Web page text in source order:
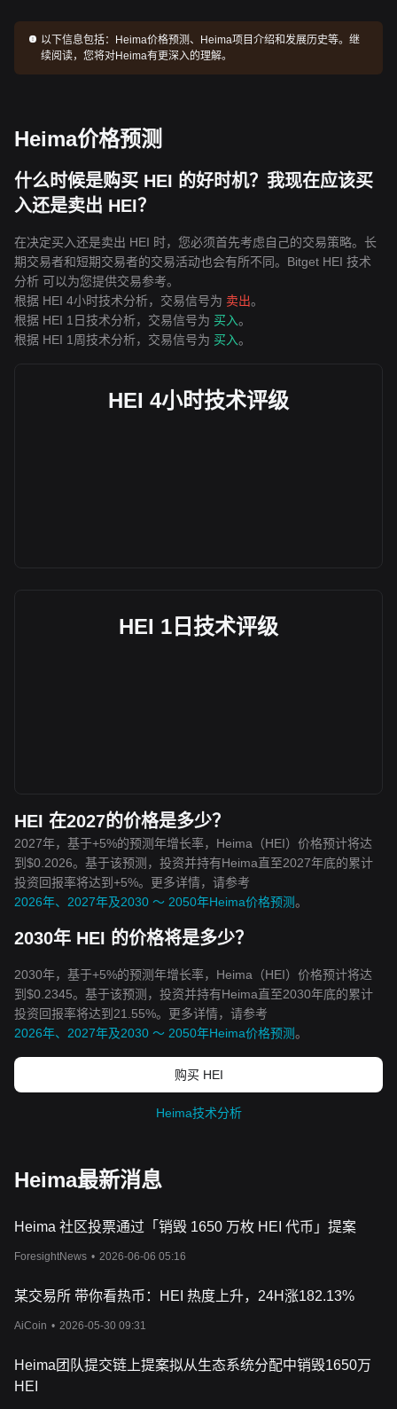
以下信息包括：
Heima价格预测、Heima项目介绍和发展历史等。继
续阅读，您将对Heima有更深入的理解。
Heima价格预测
什么时候是购买 HEI 的好时机？我现在应该买
入还是卖出 HEI？
在决定买入还是卖出 HEI 时，您必须首先考虑自己的交易策略。长
期交易者和短期交易者的交易活动也会有所不同。Bitget HEI 技术
分析 可以为您提供交易参考。
根据 HEI 4小时技术分析，交易信号为 卖出。
根据 HEI 1日技术分析，交易信号为 买入。
根据 HEI 1周技术分析，交易信号为 买入。
HEI 4小时技术评级
HEI 1日技术评级
HEI 在2027的价格是多少？
2027年，基于+5%的预测年增长率，Heima（HEI）价格预计将达
到$0.2026。基于该预测，投资并持有Heima直至2027年底的累计
投资回报率将达到+5%。更多详情，请参考
2026年、2027年及2030 ～ 2050年Heima价格预测。
2030年 HEI 的价格将是多少？
2030年，基于+5%的预测年增长率，Heima（HEI）价格预计将达
到$0.2345。基于该预测，投资并持有Heima直至2030年底的累计
投资回报率将达到21.55%。更多详情，请参考
2026年、2027年及2030 ～ 2050年Heima价格预测。
购买 HEI
Heima技术分析
Heima最新消息
Heima 社区投票通过「销毁 1650 万枚 HEI 代币」提案
ForesightNews • 2026-06-06 05:16
某交易所 带你看热币：HEI 热度上升，24H涨182.13%
AiCoin • 2026-05-30 09:31
Heima团队提交链上提案拟从生态系统分配中销毁1650万
HEI